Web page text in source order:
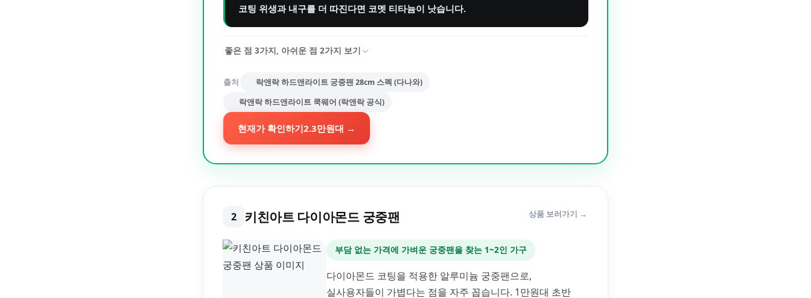
코팅 위생과 내구를 더 따진다면 코멧 티타늄이 낫습니다.
좋은 점 3가지, 아쉬운 점 2가지 보기
출처
락앤락 하드앤라이트 궁중팬 28cm 스펙 (다나와)
락앤락 하드앤라이트 쿡웨어 (락앤락 공식)
현재가 확인하기2.3만원대 →
2 키친아트 다이아몬드 궁중팬 상품 보러가기 →
부담 없는 가격에 가벼운 궁중팬을 찾는 1~2인 가구
다이아몬드 코팅을 적용한 알루미늄 궁중팬으로,
실사용자들이 가볍다는 점을 자주 꼽습니다. 1만원대 초반